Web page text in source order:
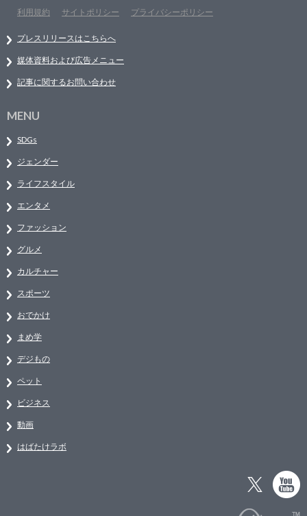
利用規約
サイトポリシー プライバシーポリシー
プレスリリースはこちらへ
媒体資料および広告メニュー
記事に関するお問い合わせ
MENU
SDGs
ジェンダー
ライフスタイル
エンタメ
ファッション
グルメ
カルチャー
スポーツ
おでかけ
まめ学
デジもの
ペット
ビジネス
動画
はばたけラボ